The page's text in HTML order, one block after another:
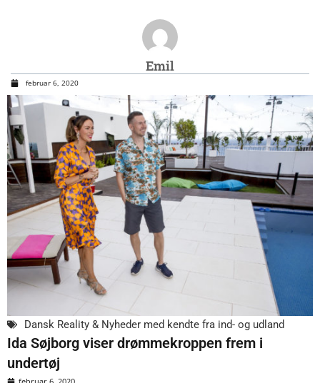
Emil
februar 6, 2020
Dansk Reality & Nyheder med kendte fra ind- og udland
Ida Søjborg viser drømmekroppen frem i
undertøj